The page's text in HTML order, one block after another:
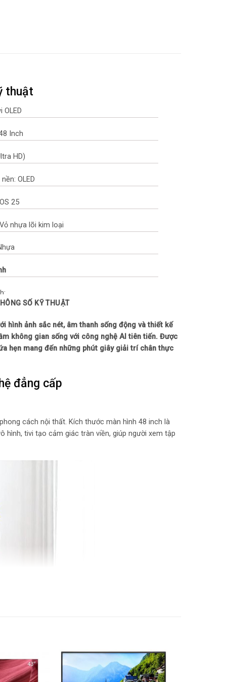
thuật
OLED
Inch
HD)
OLED
25
nhựa lõi kim loại
tự động AI Brightness
tần số quét chơi game VRR
OLED Motion
AI Processor 4K Gen2
Hz
độ lọc thoại Clear Voice Pro
SỐ KỸ THUẬT
hình ảnh sắc nét, âm thanh sống động và thiết kế
không gian sống với công nghệ AI tiên tiến. Được
hẹn mang đến những phút giây giải trí chân thực
đẳng cấp
cách nội thất. Kích thước màn hình 48 inch là
hình, tivi tạo cảm giác tràn viền, giúp người xem tập